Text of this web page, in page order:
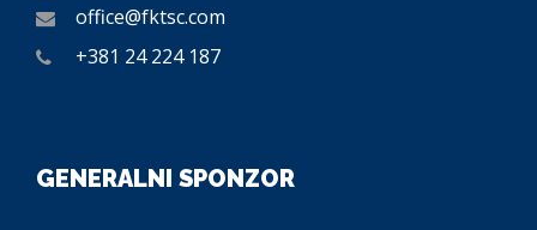
office@fktsc.com
+381 24 224 187
GENERALNI SPONZOR